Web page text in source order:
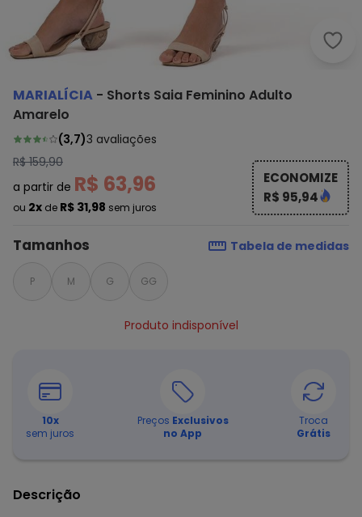
MARIALÍCIA - Shorts Saia Feminino Adulto
Amarelo
(3,7)3 avaliações
R$ 159,90
a partir de R$ 63,96
ou 2x de R$ 31,98 sem juros
ECONOMIZE
R$ 95,94
Tamanhos Tabela de medidas
P M G GG
Produto indisponível
10x
sem juros
Preços Exclusivos
no App
Troca
Grátis
Descrição